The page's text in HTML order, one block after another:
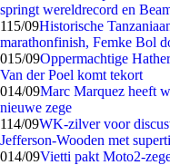
springt wereldrecord en
115/09Historische
marathonfinish, Femke Bol
015/09Oppermachtige
Van der Poel komt tekort
014/09Marc Marquez heeft
nieuwe zege
114/09WK-zilver voor
Jefferson-Wooden met
014/09Vietti pakt Moto2-